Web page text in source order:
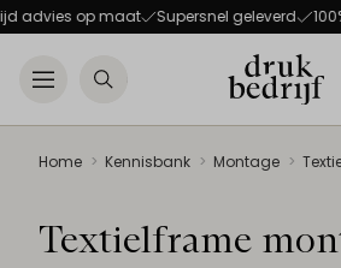
Direct
Direct
Open menu
Zoeken
advies op maat Supersnel geleverd
Home Kennisbank Montage
Textielframe